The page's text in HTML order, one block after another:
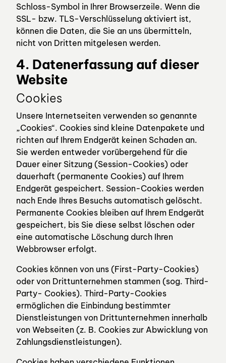
Schloss-Symbol in Ihrer Browserzeile. Wenn die
SSL- bzw. TLS-Verschlüsselung aktiviert ist,
können die Daten, die Sie an uns übermitteln,
nicht von Dritten mitgelesen werden.
4. Datenerfassung auf dieser
Website
Cookies
Unsere Internetseiten verwenden so genannte
„Cookies“. Cookies sind kleine Datenpakete und
richten auf Ihrem Endgerät keinen Schaden an.
Sie werden entweder vorübergehend für die
Dauer einer Sitzung (Session-Cookies) oder
dauerhaft (permanente Cookies) auf Ihrem
Endgerät gespeichert. Session-Cookies werden
nach Ende Ihres Besuchs automatisch gelöscht.
Permanente Cookies bleiben auf Ihrem Endgerät
gespeichert, bis Sie diese selbst löschen oder
eine automatische Löschung durch Ihren
Webbrowser erfolgt.
Cookies können von uns (First-Party-Cookies)
oder von Drittunternehmen stammen (sog. Third-
Party- Cookies). Third-Party-Cookies
ermöglichen die Einbindung bestimmter
Dienstleistungen von Drittunternehmen innerhalb
von Webseiten (z. B. Cookies zur Abwicklung von
Zahlungsdienstleistungen).